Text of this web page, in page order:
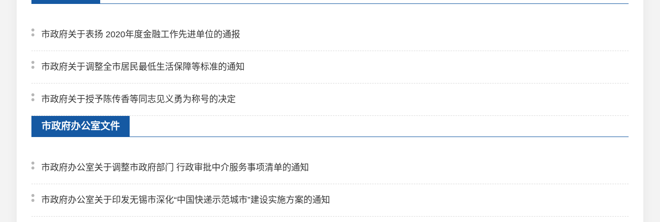
市政府关于表扬 2020年度金融工作先进单位的通报
市政府关于调整全市居民最低生活保障等标准的通知
市政府关于授予陈传香等同志见义勇为称号的决定
市政府办公室文件
市政府办公室关于调整市政府部门 行政审批中介服务事项清单的通知
市政府办公室关于印发无锡市深化“中国快递示范城市”建设实施方案的通知